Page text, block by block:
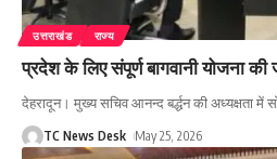
उत्तराखंड राज्य
प्रदेश के लिए संपूर्ण बागवानी योजना की
देहरादून। मुख्य सचिव आनन्द बर्द्धन की अध्यक्षता में
TC News Desk May 25, 2026